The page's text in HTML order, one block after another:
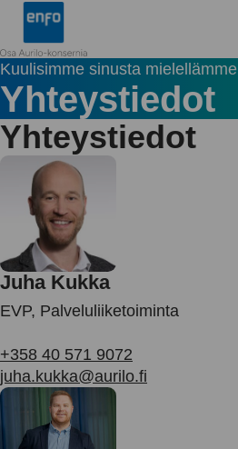
Siirry
sisältöön
Enfo
Kuulisimme sinusta mielellämme
Yhteystiedot
Yhteystiedot
Juha Kukka
EVP, Palveluliiketoiminta
+358 40 571 9072
juha.kukka@aurilo.fi